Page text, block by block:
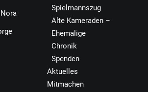
Spielmannszug
Alte Kameraden –
Ehemalige
Chronik
Spenden
Aktuelles
Mitmachen